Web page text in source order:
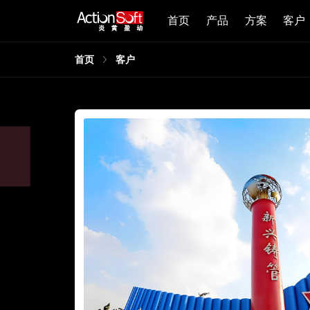
首页 产品 方案 客户
首页 客户